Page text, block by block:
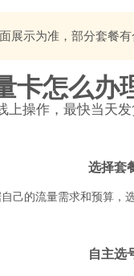
展示为准，部分套餐
卡怎么办
上操作，最快当天
选择套
己的流量需求和预算，
自主选